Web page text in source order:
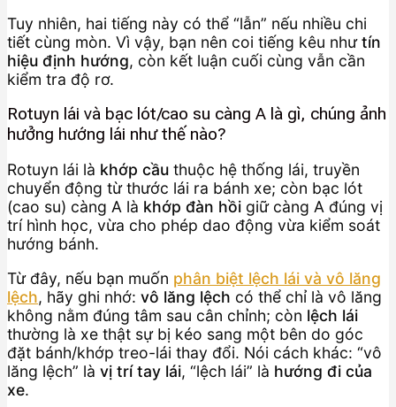
Tuy nhiên, hai tiếng này có thể “lẫn” nếu nhiều chi
tiết cùng mòn. Vì vậy, bạn nên coi tiếng kêu nhưtín
hiệu định hướng, còn kết luận cuối cùng vẫn cần
kiểm tra độ rơ.
Rotuyn lái và bạc lót/cao su càng A là gì, chúng ảnh
hưởng hướng lái như thế nào?
Rotuyn lái là khớp cầu thuộc hệ thống lái, truyền
chuyển động từ thước lái ra bánh xe; còn bạc lót
(cao su) càng A là khớp đàn hồi giữ càng A đúng vị
trí hình học, vừa cho phép dao động vừa kiểm soát
hướng bánh.
Từ đây, nếu bạn muốn phân biệt lệch lái và vô lăng
lệch, hãy ghi nhớ: vô lăng lệch có thể chỉ là vô lăng
không nằm đúng tâm sau cân chỉnh; còn lệch lái
thường là xe thật sự bị kéo sang một bên do góc
đặt bánh/khớp treo-lái thay đổi. Nói cách khác: “vô
lăng lệch” là vị trí tay lái, “lệch lái” là hướng đi của
xe.